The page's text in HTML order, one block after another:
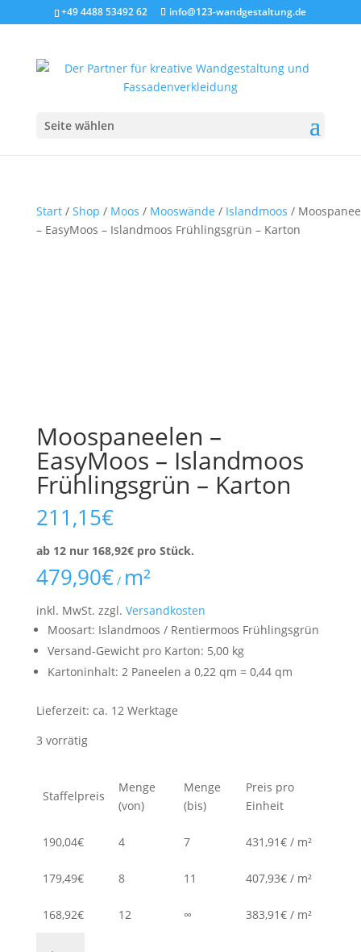
+49 4488 53492 62 info@123-wandgestaltung.de
Seite wählen
Start/ Shop / Moos / Mooswände / Islandmoos /
– EasyMoos – Islandmoos Frühlingsgrün – Karton
Moospaneelen –
EasyMoos – Islandmoos
Frühlingsgrün – Karton
211,15€
ab 12 nur 168,92€pro Stück.
479,90€/ m²
inkl. MwSt. zzgl. Versandkosten
Moosart: Islandmoos / Rentiermoos Frühlingsgrün
Versand-Gewicht pro Karton: 5,00 kg
Kartoninhalt: 2 Paneelen a 0,22 qm = 0,44 qm
Lieferzeit: ca. 12 Werktage
3 vorrätig
Staffelpreis
Menge
(von)
Menge
(bis)
Preis pro
Einheit
190,04€ 4 7 431,91€ / m²
179,49€ 8 11 407,93€ / m²
168,92€ 12 ∞ 383,91€ / m²